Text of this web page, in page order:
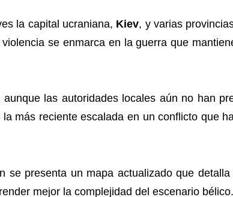
la capital ucraniana, Kiev, y varias
se enmarca en la guerra que
las autoridades locales aún no han
más reciente escalada en un conflicto que
presenta un mapa actualizado que detalla
mejor la complejidad del escenario bélico.